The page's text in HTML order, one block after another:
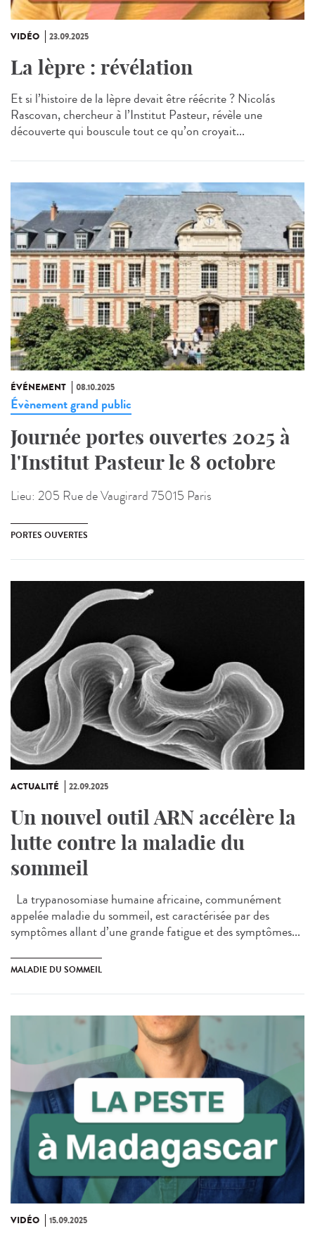
VIDÉO 23.09.2025
La lèpre : révélation
Et si l’histoire de la lèpre devait être réécrite ? Nicolás
Rascovan, chercheur à l’Institut Pasteur, révèle une
découverte qui bouscule tout ce qu’on croyait...
ÉVÉNEMENT 08.10.2025
Évènement grand public
Journée portes ouvertes 2025 à
l'Institut Pasteur le 8 octobre
Lieu: 205 Rue de Vaugirard 75015 Paris
PORTES OUVERTES
ACTUALITÉ 22.09.2025
Un nouvel outil ARN accélère la
lutte contre la maladie du
sommeil
La trypanosomiase humaine africaine, communément
appelée maladie du sommeil, est caractérisée par des
symptômes allant d’une grande fatigue et des symptômes...
MALADIE DU SOMMEIL
VIDÉO 15.09.2025